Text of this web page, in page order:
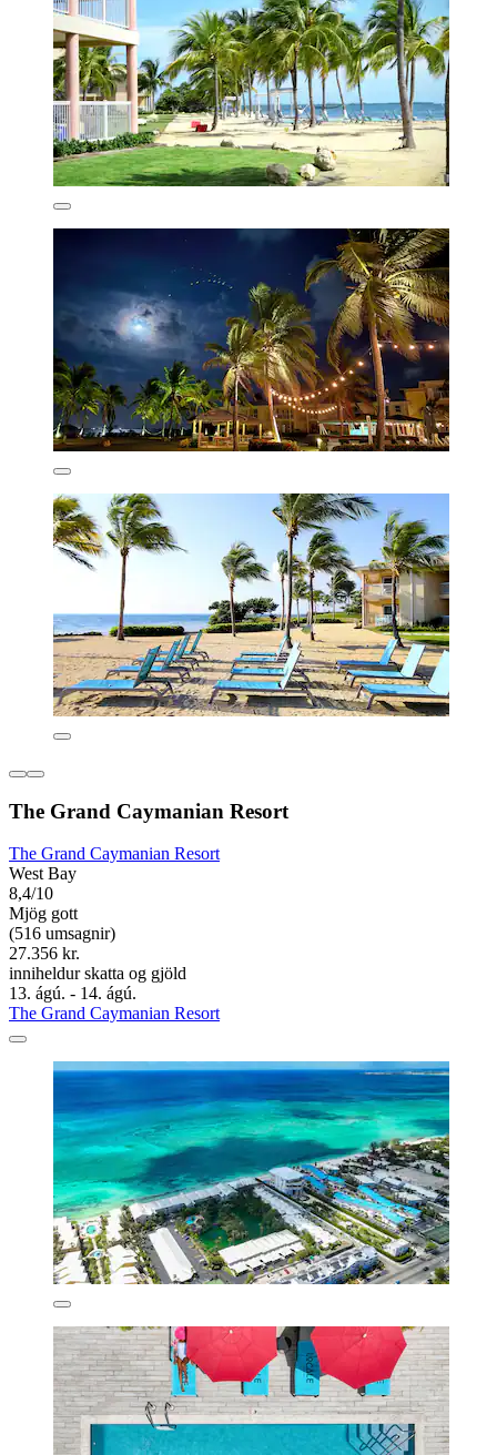
The Grand Caymanian Resort
The Grand Caymanian Resort
West Bay
8,4/10
Mjög gott
(516 umsagnir)
27.356 kr.
inniheldur skatta og gjöld
13. ágú. - 14. ágú.
The Grand Caymanian Resort